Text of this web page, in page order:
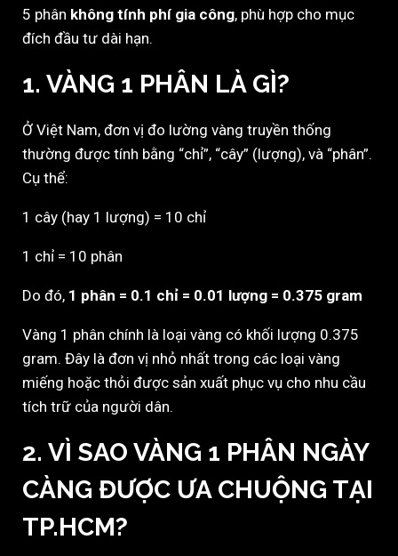
5 phân không tính phí gia công, phù hợp cho mục
đích đầu tư dài hạn.
1. VÀNG 1 PHÂN LÀ GÌ?
Ở Việt Nam, đơn vị đo lường vàng truyền thống
thường được tính bằng “chỉ”, “cây” (lượng), và “phân”.
Cụ thể:
1 cây (hay 1 lượng) = 10 chỉ
1 chỉ = 10 phân
Do đó, 1 phân = 0.1 chỉ = 0.01 lượng = 0.375 gram
Vàng 1 phân chính là loại vàng có khối lượng 0.375
gram. Đây là đơn vị nhỏ nhất trong các loại vàng
miếng hoặc thỏi được sản xuất phục vụ cho nhu cầu
tích trữ của người dân.
2. VÌ SAO VÀNG 1 PHÂN NGÀY
CÀNG ĐƯỢC ƯA CHUỘNG TẠI
TP.HCM?